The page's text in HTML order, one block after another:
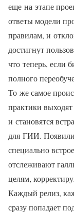
еще на этапе
ответы модели
правилам, и
достигнут
что теперь, если
полного
То же самое
практики
и становятся
для ГИИ.
специально
отслеживают
целям,
Каждый релиз,
сразу попадает